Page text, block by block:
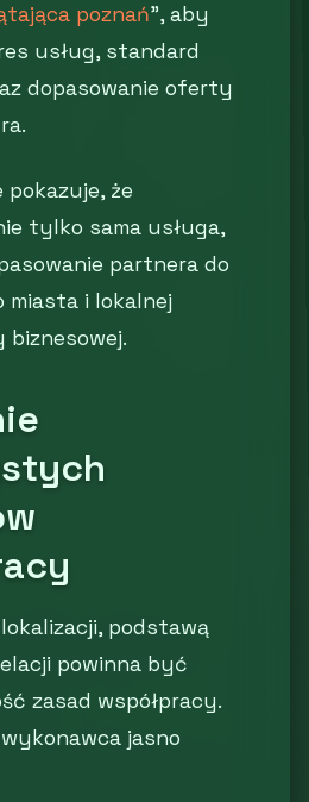
poznań”, aby
usług, standard
dopasowanie oferty
pokazuje, że
tylko sama usługa,
partnera do
miasta i lokalnej
podstawą
powinna być
zasad współpracy.
jasno